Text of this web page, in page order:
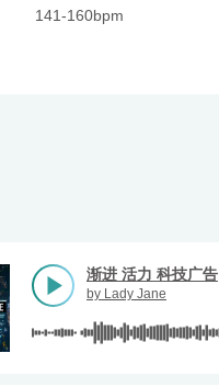
141-160bpm
渐进 活力 科技广告
by Lady Jane